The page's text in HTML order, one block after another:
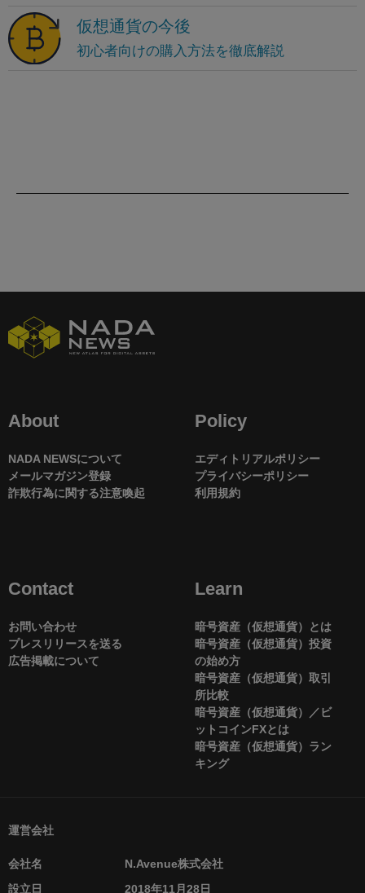
About
NADA NEWSについて
メールマガジン登録
詐欺行為に関する注意喚起
Policy
エディトリアルポリシー
プライバシーポリシー
利用規約
Contact
お問い合わせ
プレスリリースを送る
広告掲載について
Learn
暗号資産（仮想通貨）とは
暗号資産（仮想通貨）投資
の始め方
暗号資産（仮想通貨）取引
所比較
暗号資産（仮想通貨）／ビ
ットコインFXとは
暗号資産（仮想通貨）ラン
キング
運営会社
会社名
N.Avenue株式会社
設立日
2018年11月28日